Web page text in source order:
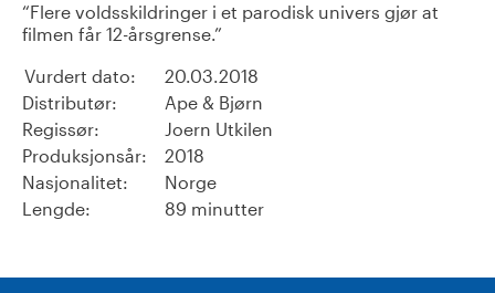
Flere voldsskildringer i et parodisk univers gjør at
filmen får 12-årsgrense.
Vurdert dato:
20.03.2018
Distributør:
Ape & Bjørn
Regissør:
Joern Utkilen
Produksjonsår:
2018
Nasjonalitet:
Norge
Lengde:
89 minutter